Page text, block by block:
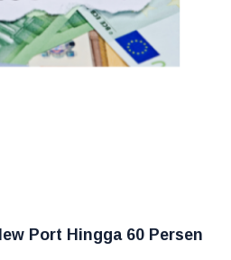
Port Hingga 60 Persen